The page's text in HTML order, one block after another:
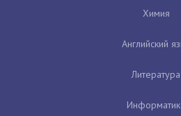
Химия
Английский
Литература